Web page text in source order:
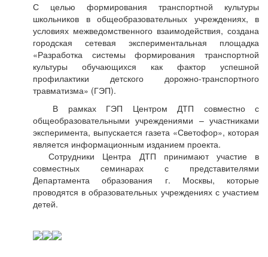
С целью формирования транспортной культуры
школьников в общеобразовательных учреждениях, в
условиях межведомственного взаимодействия, создана
городская сетевая экспериментальная площадка
«Разработка системы формирования транспортной
культуры обучающихся как фактор успешной
профилактики детского дорожно-транспортного
травматизма» (ГЭП).
В рамках ГЭП Центром ДТП совместно с
общеобразовательными учреждениями – участниками
эксперимента, выпускается газета «Светофор», которая
является информационным изданием проекта.
Сотрудники Центра ДТП принимают участие в
совместных семинарах с представителями
Департамента образования г. Москвы, которые
проводятся в образовательных учреждениях с участием
детей.